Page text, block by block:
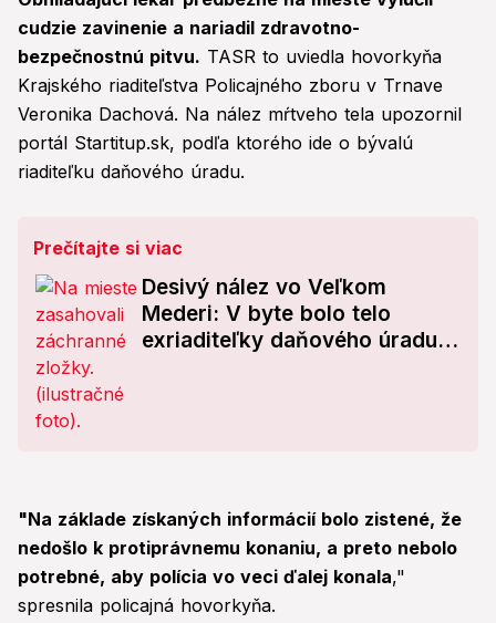
cudzie zavinenie a nariadil zdravotno-
bezpečnostnú pitvu. TASR to uviedla hovorkyňa
Krajského riaditeľstva Policajného zboru v Trnave
Veronika Dachová. Na nález mŕtveho tela upozornil
portál Startitup.sk, podľa ktorého ide o bývalú
riaditeľku daňového úradu.
Prečítajte si viac
Desivý nález vo Veľkom
Mederi: V byte bolo telo
exriaditeľky daňového úradu!
"Na základe získaných informácií bolo zistené, že
nedošlo k protiprávnemu konaniu, a preto nebolo
potrebné, aby polícia vo veci ďalej konala,"
spresnila policajná hovorkyňa.